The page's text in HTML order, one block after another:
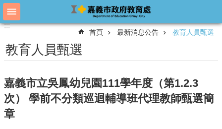
跳到主要內容區塊
進
搜
尋
教
育
處
::::::
首頁 最新消息公告 教育人員甄選
教育人員甄選
嘉義市立吳鳳幼兒園111學年度（第1.2.3
次） 學前不分類巡迴輔導班代理教師甄選簡
章